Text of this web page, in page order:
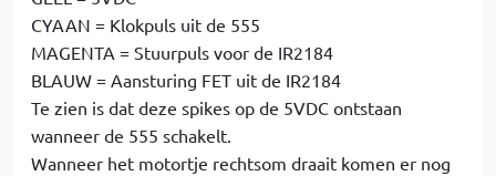
CYAAN = Klokpuls uit de 555
MAGENTA = Stuurpuls voor de IR2184
BLAUW = Aansturing FET uit de IR2184
Te zien is dat deze spikes op de 5VDC ontstaan
wanneer de 555 schakelt.
Wanneer het motortje rechtsom draait komen er nog